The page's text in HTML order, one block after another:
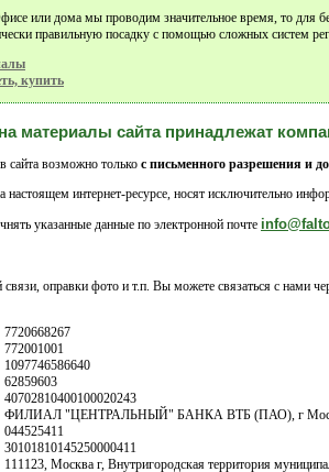
или дома мы проводим значительное время, то
правильную посадку с помощью сложных систем
купить
материалы сайта принадлежат
сайта возможно только с письменного разрешения и
интернет-ресурсе, носят исключительно
указанные данные по электронной почте
оправки фото и т.п. Вы можете связаться с нами
7720668267
772001001
1097746586640
62859603
40702810400100020243
ФИЛИАЛ "ЦЕНТРАЛЬНЫЙ" БАНКА ВТБ (ПАО), г
044525411
30101810145250000411
111123, Москва г, Внутригородская территория